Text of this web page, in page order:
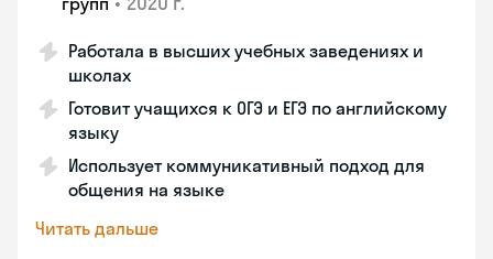
Работала в высших учебных заведениях и
школах
Готовит учащихся к ОГЭ и ЕГЭ по английскому
языку
Использует коммуникативный подход для
общения на языке
Читать дальше